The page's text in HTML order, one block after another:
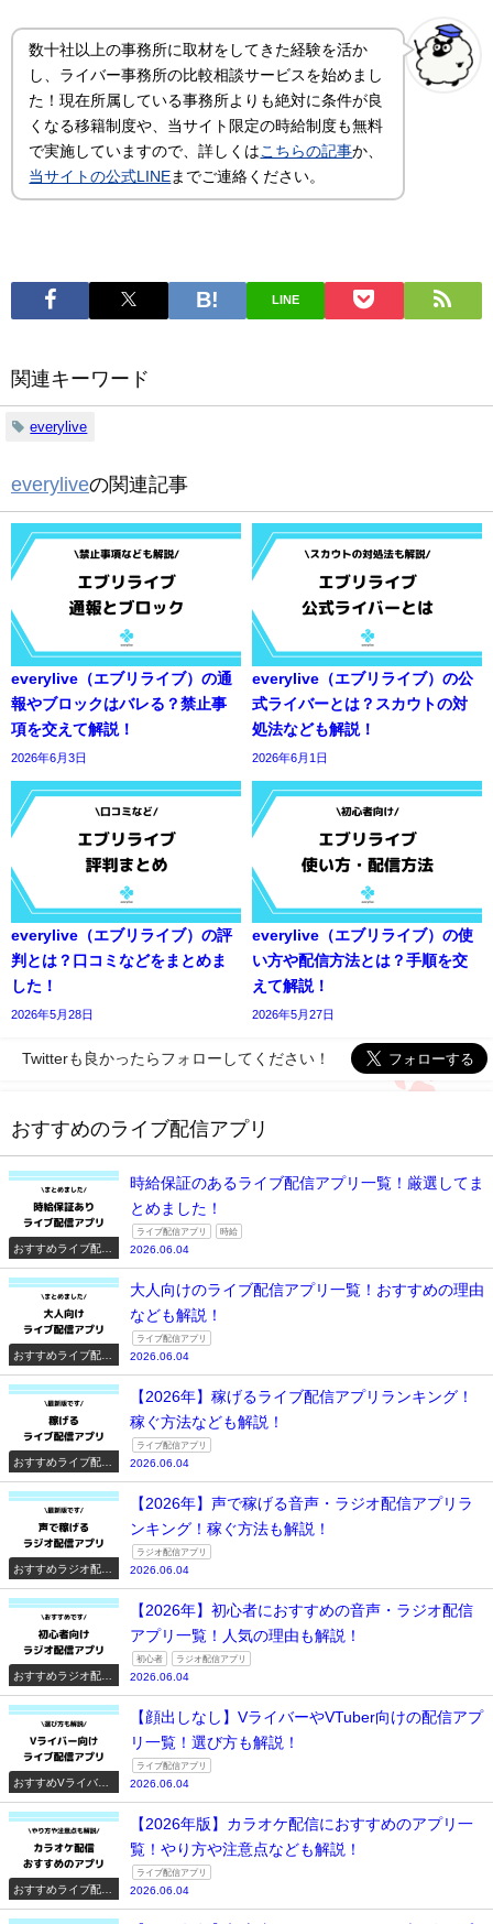
数十社以上の事務所に取材をしてきた経験を活か
し、ライバー事務所の比較相談サービスを始めまし
た！現在所属している事務所よりも絶対に条件が良
くなる移籍制度や、当サイト限定の時給制度も無料
で実施していますので、詳しくは こちらの記事か、
当サイトの公式LINE までご連絡ください。
LINE
関連キーワード
everylive
everyliveの関連記事
everylive（エブリライブ）の通
報やブロックはバレる？禁止事
項を交えて解説！
2026年6月3日
everylive（エブリライブ）の公
式ライバーとは？スカウトの対
処法なども解説！
2026年6月1日
everylive（エブリライブ）の評
判とは？口コミなどをまとめま
した！
2026年5月28日
everylive（エブリライブ）の使
い方や配信方法とは？手順を交
えて解説！
2026年5月27日
Twitterも良かったらフォローしてください！
おすすめのライブ配信アプリ
おすすめライブ配信
時給保証のあるライブ配信アプリ一覧！厳選してま
とめました！
ライブ配信アプリ 時給
2026.06.04
おすすめライブ配信
大人向けのライブ配信アプリ一覧！おすすめの理由
なども解説！
ライブ配信アプリ
2026.06.04
おすすめライブ配信
【2026年】稼げるライブ配信アプリランキング！
稼ぐ方法なども解説！
ライブ配信アプリ
2026.06.04
おすすめラジオ配信
【2026年】声で稼げる音声・ラジオ配信アプリラ
ンキング！稼ぐ方法も解説！
ラジオ配信アプリ
2026.06.04
おすすめラジオ配信
【2026年】初心者におすすめの音声・ラジオ配信
アプリ一覧！人気の理由も解説！
初心者 ラジオ配信アプリ
2026.06.04
おすすめVライバー
【顔出しなし】VライバーやVTuber向けの配信アプ
リ一覧！選び方も解説！
ライブ配信アプリ
2026.06.04
おすすめライブ配信
【2026年版】カラオケ配信におすすめのアプリ一
覧！やり方や注意点なども解説！
ライブ配信アプリ
2026.06.04